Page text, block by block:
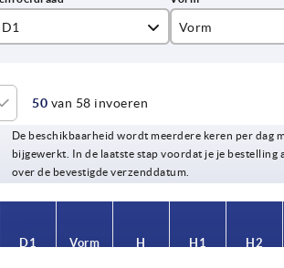
D1
M12
M14
M16
M24
Vorm
50 van 58 invoeren
De beschikbaarheid wordt meerdere keren per dag
bijgewerkt. In de laatste stap voordat je je
over de bevestigde verzenddatum.
D1 Vorm H H1 H2